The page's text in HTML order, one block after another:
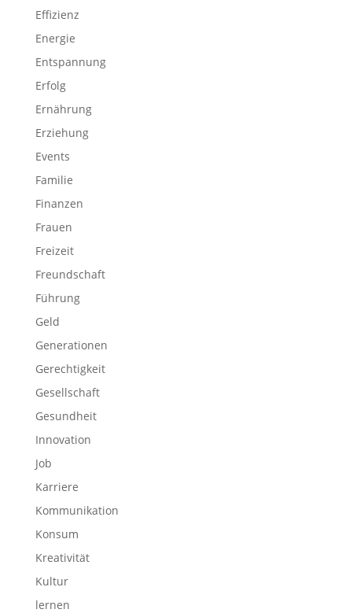
Effizienz
Energie
Entspannung
Erfolg
Ernährung
Erziehung
Events
Familie
Finanzen
Frauen
Freizeit
Freundschaft
Führung
Geld
Generationen
Gerechtigkeit
Gesellschaft
Gesundheit
Innovation
Job
Karriere
Kommunikation
Konsum
Kreativität
Kultur
lernen